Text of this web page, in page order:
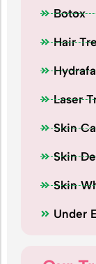
Botox
Hair
Laser
Skin
Skin
Skin
Under